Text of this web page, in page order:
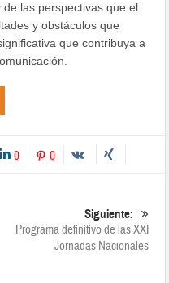
las perspectivas que el
y obstáculos que
que contribuya a
0 0
Siguiente:
Programa definitivo de las XXI
Jornadas Nacionales